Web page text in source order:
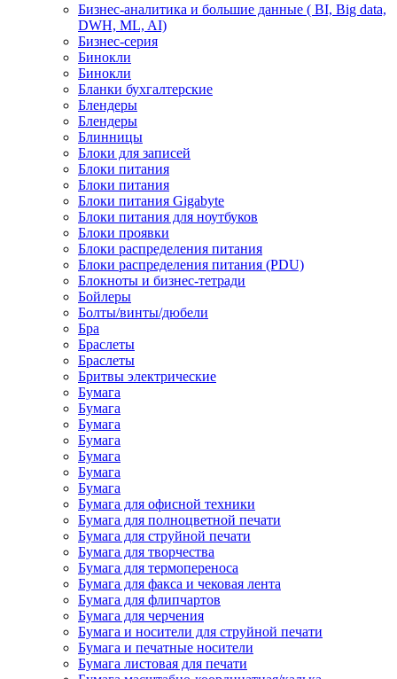
Бизнес-аналитика и большие данные ( BI, Big data,
DWH, ML, AI)
Бизнес-серия
Бинокли
Бинокли
Бланки бухгалтерские
Блендеры
Блендеры
Блинницы
Блоки для записей
Блоки питания
Блоки питания
Блоки питания Gigabyte
Блоки питания для ноутбуков
Блоки проявки
Блоки распределения питания
Блоки распределения питания (PDU)
Блокноты и бизнес-тетради
Бойлеры
Болты/винты/дюбели
Бра
Браслеты
Браслеты
Бритвы электрические
Бумага
Бумага
Бумага
Бумага
Бумага
Бумага
Бумага
Бумага для офисной техники
Бумага для полноцветной печати
Бумага для струйной печати
Бумага для творчества
Бумага для термопереноса
Бумага для факса и чековая лента
Бумага для флипчартов
Бумага для черчения
Бумага и носители для струйной печати
Бумага и печатные носители
Бумага листовая для печати